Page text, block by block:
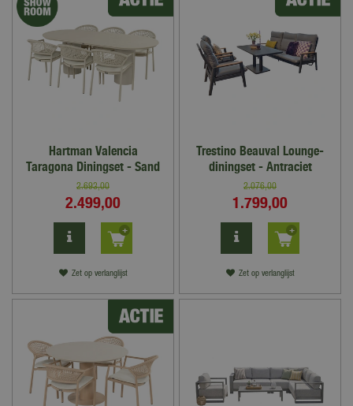
Hartman Valencia
Taragona Diningset - Sand
2.693,00
2.499,00
Zet op verlanglijst
Trestino Beauval Lounge-
diningset - Antraciet
2.076,00
1.799,00
Zet op verlanglijst